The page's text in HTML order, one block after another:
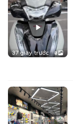
37 giây trước 8